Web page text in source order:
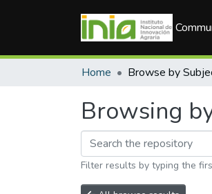
Home Browse by
Browsing
Filter results by typing the